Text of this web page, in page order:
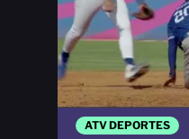
ATV DEPORTES